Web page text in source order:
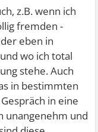
z.B. wenn ich
fremden -
eben in
wo ich total
stehe. Auch
in bestimmten
in eine
unangenehm und